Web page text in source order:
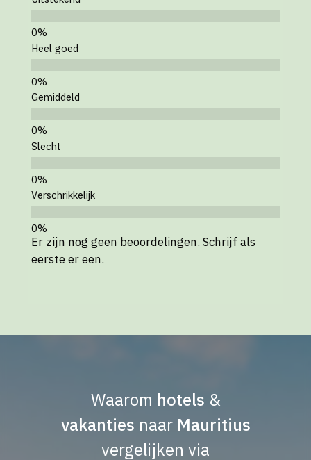
Heel goed
Gemiddeld
Slecht
Verschrikkelijk
Er zijn nog geen beoordelingen. Schrijf als
eerste er een.
Waarom hotels &
vakanties naar Mauritius
vergelijken via